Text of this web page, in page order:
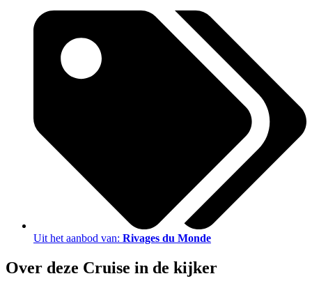
Uit het aanbod van: Rivages du Monde
Over deze Cruise in de kijker